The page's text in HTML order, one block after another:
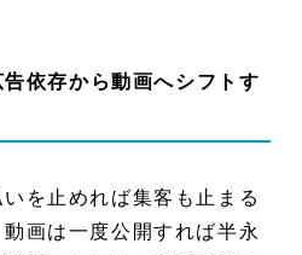
依存から動画へシフトす
いを止めれば集客も止まる
動画は一度公開すれば半永